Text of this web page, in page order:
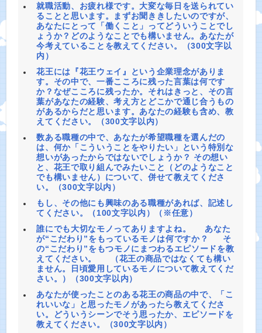
就職活動、お疲れ様です。大変な毎日を送られてい
ることと思います。まずお聞ききしたいのですが、
あなたにとって「働くこと」ってどういうことでし
ょうか？どのようなことでも構いません。あなたが
今考えていることを教えてください。（300文字以
内）
花王には『花王ウェイ』という企業理念がありま
す。その中で、一番こころに残った言葉は何です
か？なぜこころに残ったか。それはきっと、その言
葉があなたの経験、考え方とどこかで通じ合うもの
があるからだと思います。あなたの経験も含め、教
えてください。（300文字以内）
数ある職種の中で、あなたが希望職種を選んだの
は、何か「こういうことをやりたい」という特別な
想いがあったからではないでしょうか？ その想い
と、花王で取り組んでみたいこと（どのようなこと
でも構いません）について、併せて教えてくださ
い。（300文字以内）
もし、その他にも興味のある職種があれば、記述し
てください。（100文字以内）（※任意）
誰にでも大切なモノってありますよね。 あなた
が“こだわり”をもっているモノは何ですか？ そ
の“こだわり”をもつモノにまつわるエピソードを教
えてください。 （花王の商品ではなくても構い
ません。日頃愛用しているモノについて教えてくだ
さい。）（300文字以内）
あなたが使ったことのある花王の商品の中で、「こ
れいいな」と思ったモノがあったら教えてくださ
い。どういうシーンでそう思ったか、エピソードを
教えてください。（300文字以内）